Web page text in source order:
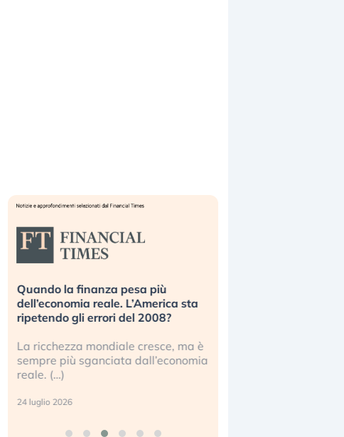
la finanza pesa più
reale. L’America sta
gli errori del 2008?
mondiale cresce, ma è
sganciata dall’economia
Starlink. Gli investitori stanno
Gli investitori tech continuano a
ignorare il rischio geopolitico: il